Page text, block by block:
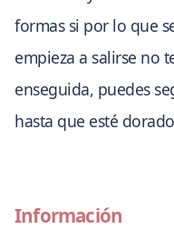
formas si por lo que
empieza a salirse no
enseguida, puedes
hasta que esté
Información